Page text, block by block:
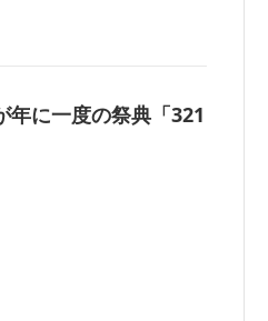
年に一度の祭典「321